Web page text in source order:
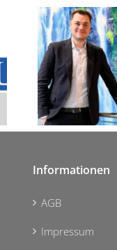
Informationen
AGB
Impressum